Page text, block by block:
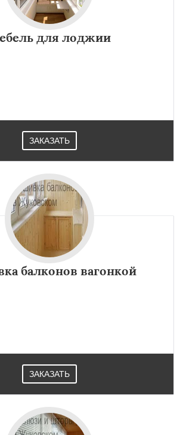
для лоджии
ЗАКАЗАТЬ
балконов вагонкой
ЗАКАЗАТЬ